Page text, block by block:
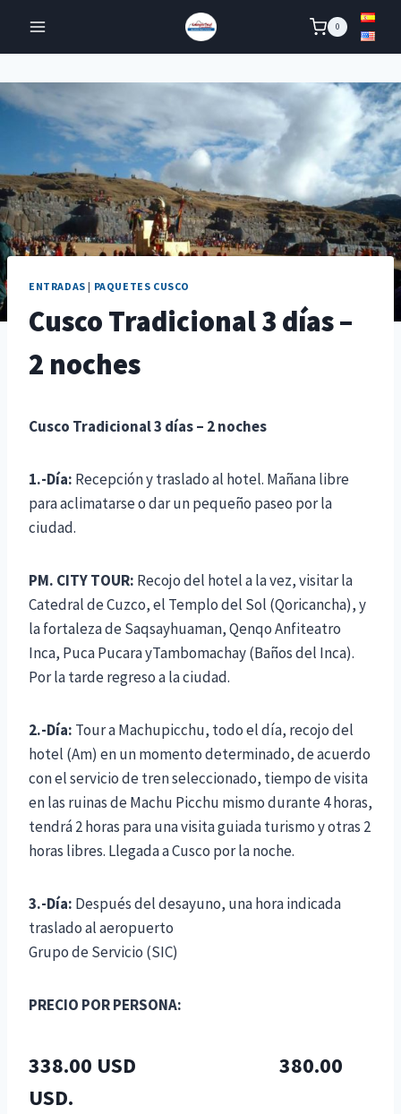
content
0
ENTRADAS | PAQUETES CUSCO
Cusco Tradicional 3 días –
2 noches
Cusco Tradicional 3 días – 2 noches
1.-Día: Recepción y traslado al hotel. Mañana libre
para aclimatarse o dar un pequeño paseo por la
ciudad.
PM. CITY TOUR: Recojo del hotel a la vez, visitar la
Catedral de Cuzco, el Templo del Sol (Qoricancha), y
la fortaleza de Saqsayhuaman, Qenqo Anfiteatro
Inca, Puca Pucara yTambomachay (Baños del Inca).
Por la tarde regreso a la ciudad.
2.-Día: Tour a Machupicchu, todo el día, recojo del
hotel (Am) en un momento determinado, de acuerdo
con el servicio de tren seleccionado, tiempo de visita
en las ruinas de Machu Picchu mismo durante 4 horas,
tendrá 2 horas para una visita guiada turismo y otras 2
horas libres. Llegada a Cusco por la noche.
3.-Día: Después del desayuno, una hora indicada
traslado al aeropuerto
Grupo de Servicio (SIC)
PRECIO POR PERSONA:
338.00 USD 380.00
USD.